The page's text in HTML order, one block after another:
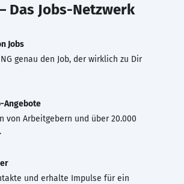
Das Jobs-Netzwerk
Jobs
genau den Job, der wirklich zu Dir
Angebote
von Arbeitgebern und über 20.000
und erhalte Impulse für ein